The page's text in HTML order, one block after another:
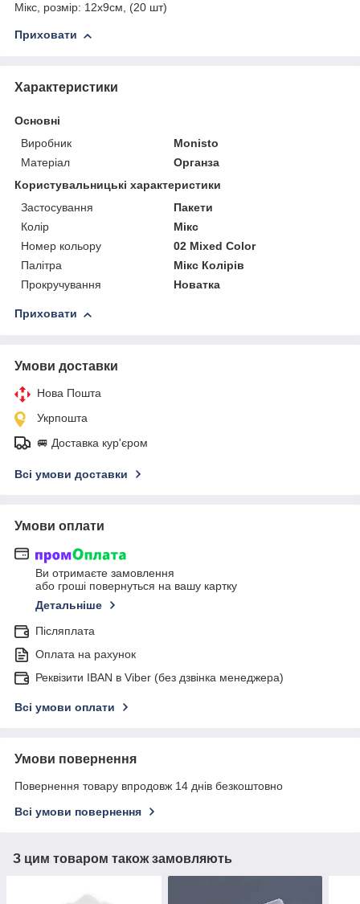
Мікс, розмір: 12х9см, (20 шт)
Приховати
Характеристики
Основні
Виробник
Monisto
Матеріал
Органза
Користувальницькі характеристики
Застосування
Пакети
Колір
Мікс
Номер кольору
02 Mixed Color
Палітра
Мікс Колірів
Прокручування
Новатка
Приховати
Умови доставки
Нова Пошта
Укрпошта
🚐 Доставка кур'єром
Всі умови доставки
Умови оплати
Ви отримаєте замовлення
або гроші повернуться на вашу картку
Детальніше
Післяплата
Оплата на рахунок
Реквізити IBAN в Viber (без дзвінка менеджера)
Всі умови оплати
Умови повернення
Повернення товару впродовж 14 днів безкоштовно
Всі умови повернення
З цим товаром також замовляють